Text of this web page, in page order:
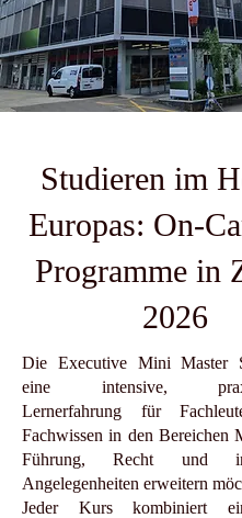
Studieren im
Europas: On-
Programme in
2026
Die Executive Mini Master
eine intensive,
Lernerfahrung für
Fachwissen in den Bereichen
Führung, Recht und
Angelegenheiten erweitern
Jeder Kurs kombiniert